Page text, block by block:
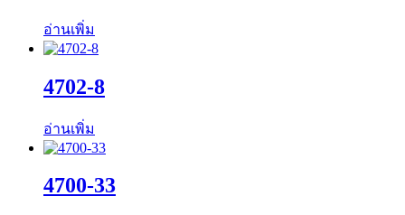
อ่านเพิ่ม
4702-8
อ่านเพิ่ม
4700-33